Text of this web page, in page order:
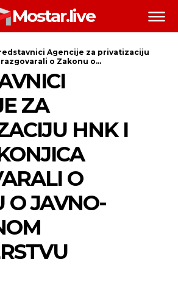
Mostar.live
Agencije za privatizaciju
o Zakonu o...
ZA
HNK I
O
O JAVNO-